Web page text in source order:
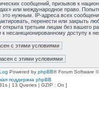
сообщений, призывов к
или международное право.
нужным. IP-адреса всех
перенести или закрыть
третьим лицам без вашего
несанкционированному доступу к
Powered by phpBB® Forum Software
поддержка phpBB
| 13 Queries | GZIP : On ]